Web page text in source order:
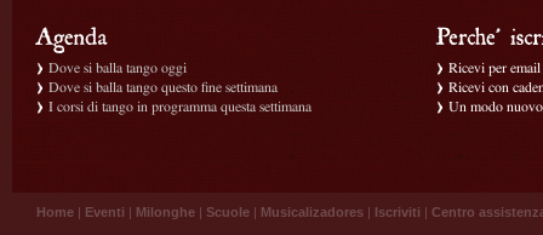
Dove si balla tango oggi
Dove si balla tango questo fine settimana
I corsi di tango in programma questa settimana
Ricevi per
Ricevi con
Un modo
Home | Eventi | Milonghe | Scuole | Musicalizadores | Iscriviti | Centro